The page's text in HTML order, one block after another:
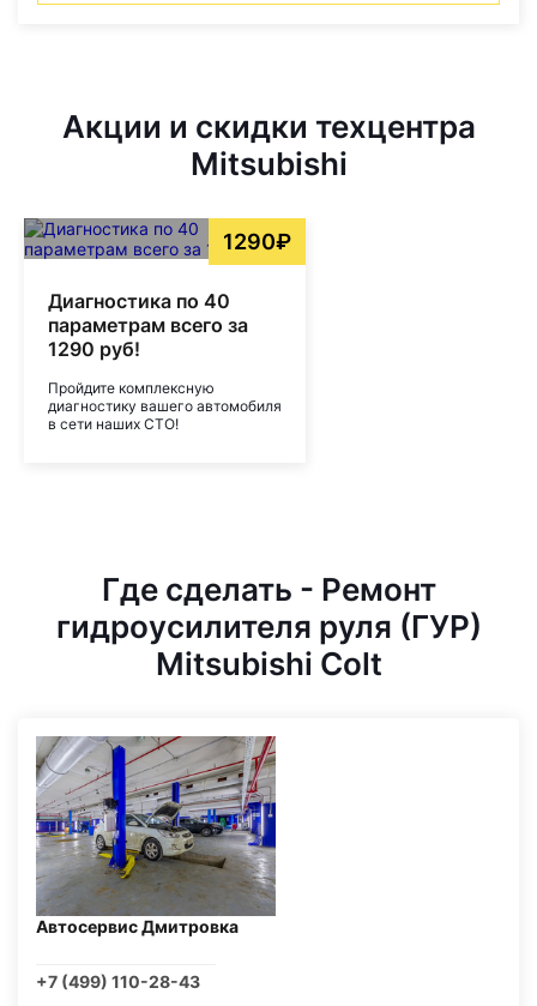
Акции и скидки техцентра
Mitsubishi
1290₽
Диагностика по 40
параметрам всего за
1290 руб!
Пройдите комплексную
диагностику вашего автомобиля
в сети наших СТО!
Где сделать - Ремонт
гидроусилителя руля (ГУР)
Mitsubishi Colt
Автосервис Дмитровка
+7 (499) 110-28-43